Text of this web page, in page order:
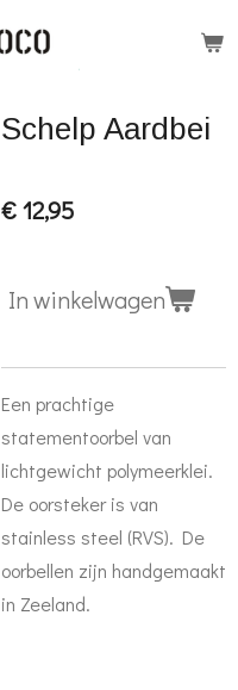
Schelp Aardbei
€ 12,95
In winkelwagen
Een prachtige
statementoorbel van
lichtgewicht polymeerklei.
De oorsteker is van
stainless steel (RVS). De
oorbellen zijn handgemaakt
in Zeeland.